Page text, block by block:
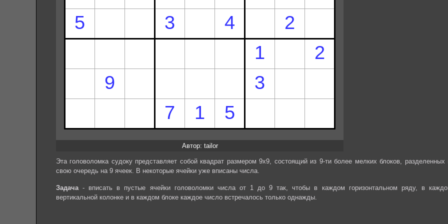
Автор: tailor
Эта головоломка судоку представляет собой квадрат размером 9х9, состоящий из 9-ти более мелких блоков, разделенных
свою очередь на 9 ячеек. В некоторые ячейки уже вписаны числа.
Задача- вписать в пустые ячейки головоломки числа от 1 до 9 так, чтобы в каждом горизонтальном ряду, в
вертикальной колонке и в каждом блоке каждое число встречалось только однажды.